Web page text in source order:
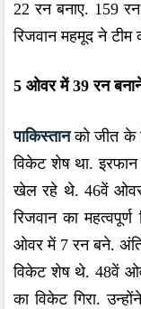
22 रन बनाए. 159
रिजवान महमूद ने टीम
5 ओवर में 39 रन
पाकिस्तानको जीत के
विकेट शेष था.
खेल रहे थे. 46वें ओवर
रिजवान का
ओवर में 7 रन बने.
विकेट शेष थे. 48वें
का विकेट गिरा.